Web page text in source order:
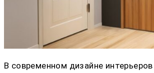
В современном дизайне